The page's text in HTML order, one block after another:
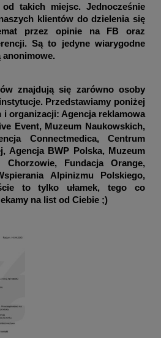
takich miejsc. Jednocześnie
klientów do dzielenia się
przez opinie na FB oraz
Są to jedyne wiarygodne
anonimowe.
znajdują się zarówno osoby
Przedstawiamy poniżej
organizacji: Agencja reklamowa
Event, Muzeum Naukowskich,
Connectmedica, Centrum
Agencja BWP Polska, Muzeum
Chorzowie, Fundacja Orange,
Alpinizmu Polskiego,
to tylko ułamek, tego co
na list od Ciebie ;)